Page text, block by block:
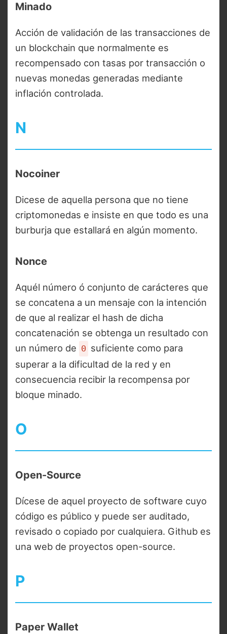
Minado
Acción de validación de las transacciones de
un blockchain que normalmente es
recompensado con tasas por transacción o
nuevas monedas generadas mediante
inflación controlada.
N
Nocoiner
Dicese de aquella persona que no tiene
criptomonedas e insiste en que todo es una
burburja que estallará en algún momento.
Nonce
Aquél número ó conjunto de carácteres que
se concatena a un mensaje con la intención
de que al realizar el hash de dicha
concatenación se obtenga un resultado con
un número de 0 suficiente como para
superar a la dificultad de la red y en
consecuencia recibir la recompensa por
bloque minado.
O
Open-Source
Dícese de aquel proyecto de software cuyo
código es público y puede ser auditado,
revisado o copiado por cualquiera. Github es
una web de proyectos open-source.
P
Paper Wallet